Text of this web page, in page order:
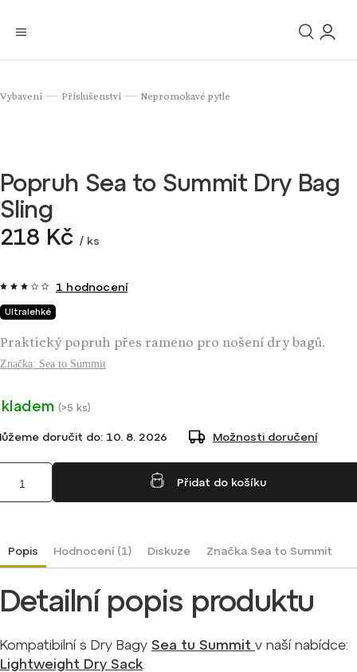
Vybavení / Příslušenství / Nepromokavé pytle
Popruh Sea to Summit Dry Bag
Sling
218 Kč / ks
Ultralehké
1 hodnocení
Praktický popruh přes rameno pro nošení dry bagů.
Značka: Sea to Summit
(>5 ks)
doručit do: 10. 8. 2026 Možnosti doručení
Přidat do košíku
Popis Hodnocení (1) Diskuze ZnačkaSea to Summit
Detailní popis produktu
Kompatibilní s Dry Bagy Sea tu Summit v naší nabídce:
Lightweight Dry Sack.